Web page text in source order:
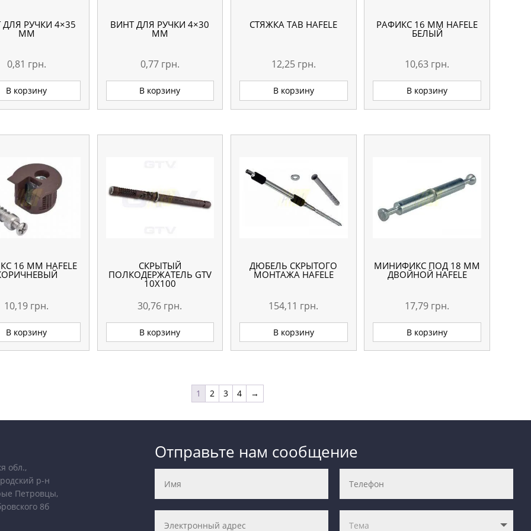
РУЧКИ 4×35
ММ
0,81 грн.
В корзину
ВИНТ ДЛЯ РУЧКИ 4×30
ММ
0,77 грн.
В корзину
СТЯЖКА TAB HAFELE
12,25 грн.
В корзину
РАФИКС 16 MM HAFELE
БЕЛЫЙ
10,63 грн.
В корзину
16 MM HAFELE
10,19 грн.
В корзину
СКРЫТЫЙ
ПОЛКОДЕРЖАТЕЛЬ GTV
10Х100
30,76 грн.
В корзину
ДЮБЕЛЬ СКРЫТОГО
МОНТАЖА HAFELE
154,11 грн.
В корзину
МИНИФИКС ПОД 18 ММ
ДВОЙНОЙ HAFELE
17,79 грн.
В корзину
1 2 3 4 →
обл.,
р-н
Петровцы,
8б
Отправьте нам сообщение